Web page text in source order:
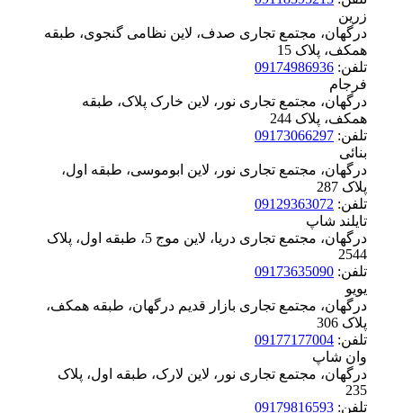
زرین
درگهان، مجتمع تجاری صدف، لاین نظامی گنجوی، طبقه
همکف، پلاک ‪15
تلفن: 09174986936
فرجام
درگهان، مجتمع تجاری نور، لاین خارک پلاک، طبقه
همکف، پلاک ‪244
تلفن: 09173066297
بنائی
درگهان، مجتمع تجاری نور، لاین ابوموسی، طبقه اول،
پلاک ‪287
تلفن: 09129363072
تایلند شاپ
درگهان، مجتمع تجاری دریا، لاین موج 5، طبقه اول، پلاک
‪2544
تلفن: 09173635090
یویو
درگهان، مجتمع تجاری بازار قدیم درگهان، طبقه همکف،
پلاک ‪306
تلفن: 09177177004
وان شاپ
درگهان، مجتمع تجاری نور، لاین لارک، طبقه اول، پلاک
‪235
تلفن: 09179816593